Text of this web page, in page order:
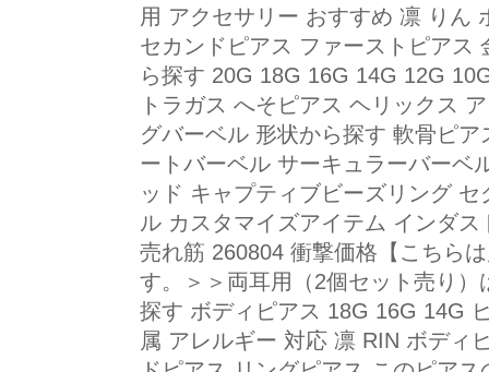
用 アクセサリー おすすめ 凛 りん
セカンドピアス ファーストピアス
ら探す 20G 18G 16G 14G 12G
トラガス へそピアス ヘリックス
グバーベル 形状から探す 軟骨ピ
ートバーベル サーキュラーバーベ
ッド キャプティブビーズリング
ル カスタマイズアイテム インダ
売れ筋 260804 衝撃価格【こちら
す。＞＞両耳用（2個セット売り
探す ボディピアス 18G 16G 14G
属 アレルギー 対応 凛 RIN ボディ